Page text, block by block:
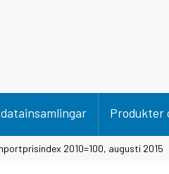
Produkter
2010=100, augusti 2015